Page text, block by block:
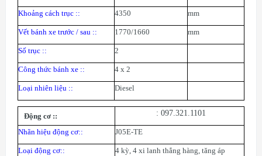
Khoảng cách trục :: 4350 mm
Vết bánh xe trước / sau :: 1770/1660 mm
Số trục :: 2
Công thức bánh xe :: 4 x 2
Loại nhiên liệu :: Diesel
Động cơ :: : 097.321.1101
Nhãn hiệu động cơ:: J05E-TE
Loại động cơ:: 4 kỳ, 4 xi lanh thẳng hàng, tăng áp